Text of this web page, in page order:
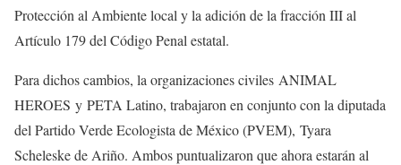
Protección al Ambiente local y la adición de la fracción III al
Artículo 179 del Código Penal estatal.
Para dichos cambios, la organizaciones civiles ANIMAL
HEROES y PETA Latino, trabajaron en conjunto con la diputada
del Partido Verde Ecologista de México (PVEM), Tyara
Scheleske de Ariño. Ambos puntualizaron que ahora estarán al